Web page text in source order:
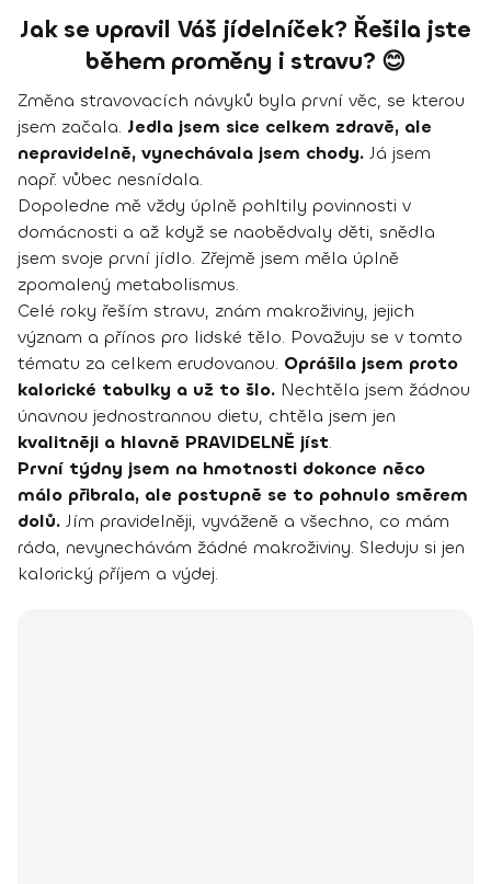
Jak se upravil Váš jídelníček? Řešila jste
během proměny i stravu? 😊
Změna stravovacích návyků byla první věc, se kterou
jsem začala. Jedla jsem sice celkem zdravě, ale
nepravidelně, vynechávala jsem chody. Já jsem
např. vůbec nesnídala.
Dopoledne mě vždy úplně pohltily povinnosti v
domácnosti a až když se naobědvaly děti, snědla
jsem svoje první jídlo. Zřejmě jsem měla úplně
zpomalený metabolismus.
Celé roky řeším stravu, znám makroživiny, jejich
význam a přínos pro lidské tělo. Považuju se v tomto
tématu za celkem erudovanou. Oprášila jsem proto
kalorické tabulky a už to šlo. Nechtěla jsem žádnou
únavnou jednostrannou dietu, chtěla jsem jen
kvalitněji a hlavně PRAVIDELNĚ jíst.
První týdny jsem na hmotnosti dokonce něco
málo přibrala, ale postupně se to pohnulo směrem
dolů. Jím pravidelněji, vyváženě a všechno, co mám
ráda, nevynechávám žádné makroživiny. Sleduju si jen
kalorický příjem a výdej.